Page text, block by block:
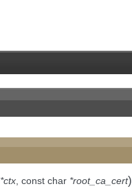
*ctx, const char *root_ca_cert)